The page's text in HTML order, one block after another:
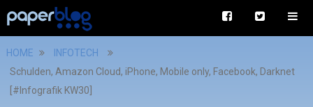
HOME
INFOTECH
Schulden, Amazon Cloud, iPhone, Mobile only, Facebook, Darknet
[#Infografik KW30]